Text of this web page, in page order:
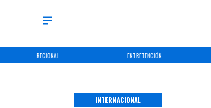
ENTRETENCIÓN DEPORTES
INTERNACIONAL